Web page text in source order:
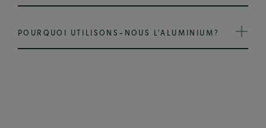
POURQUOI UTILISONS-NOUS L'ALUMINIUM?